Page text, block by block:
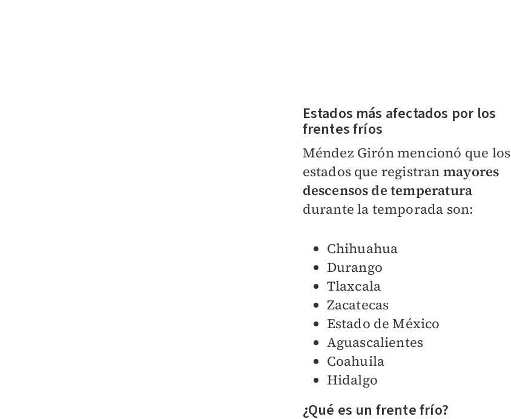
Estados más afectados por los
frentes fríos
Méndez Girón mencionó que los
estados que registran mayores
descensos de temperatura
durante la temporada son:
Chihuahua
Durango
Tlaxcala
Zacatecas
Estado de México
Aguascalientes
Coahuila
Hidalgo
¿Qué es un frente frío?